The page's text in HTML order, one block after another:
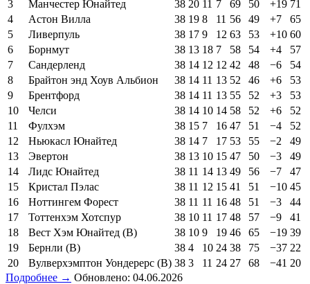
3
Манчестер Юнайтед 38 20 11 7 69 50 +19 71
4
Астон Вилла 38 19 8 11 56 49 +7
65
5
Ливерпуль 38 17 9 12 63 53 +10 60
6
Борнмут 38 13 18 7 58 54 +4
57
7
Сандерленд 38 14 12 12 42 48 −6
54
8
Брайтон энд Хоув Альбион 38 14 11 13 52 46 +6
53
9
Брентфорд 38 14 11 13 55 52 +3
53
10
Челси 38 14 10 14 58 52 +6
52
11
Фулхэм 38 15 7 16 47 51 −4
52
12
Ньюкасл Юнайтед 38 14 7 17 53 55 −2
49
13
Эвертон 38 13 10 15 47 50 −3
49
14
Лидс Юнайтед 38 11 14 13 49 56 −7
47
15
Кристал Пэлас 38 11 12 15 41 51 −10 45
16
Ноттингем Форест 38 11 11 16 48 51 −3
44
17
Тоттенхэм Хотспур 38 10 11 17 48 57 −9
41
18
Вест Хэм Юнайтед (В) 38 10 9 19 46 65 −19 39
19
Бернли (В) 38 4 10 24 38 75 −37 22
20
Вулверхэмптон Уондерерс (В) 38 3 11 24 27 68 −41 20
Подробнее → Обновлено: 04.06.2026